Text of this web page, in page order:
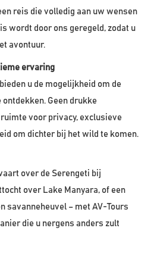
reis die volledig aan uw wensen
wordt door ons geregeld, zodat u
avontuur.
ervaring
u de mogelijkheid om de
Geen drukke
voor privacy, exclusieve
om dichter bij het wild te komen.
over de Serengeti bij
over Lake Manyara, of een
savanneheuvel – met AV-Tours
die u nergens anders zult